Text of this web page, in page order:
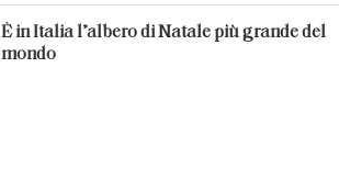
È in Italia l’albero di Natale più grande del
mondo